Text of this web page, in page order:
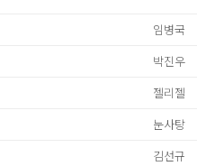
임병국
박진우
젤리젤
눈사탕
김선규